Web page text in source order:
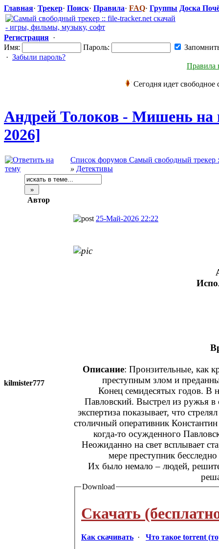
Главная· Трекер· Поиск· Правила· FAQ· Группы Доска
Регистрация ·
Имя:
Пароль:
· Забыли пароль?
Правила
Сегодня идет свободное
Андрей Толоков - Мишень на
2026]
Список форумов Самый свободный трекер
» Детективы
Автор
kilmister777
25-Май-2026 22:22
Описание: Пронзительные, как
преступным злом и
Конец семидесятых годов. В
Павловский. Выстрел из ружья в
экспертиза показывает, что
столичный оперативник
когда-то осужденного
Неожиданно на свет всплывает
мере преступник
Их было немало – людей,
Download
Скачать
Как скачивать · Что такое torrent